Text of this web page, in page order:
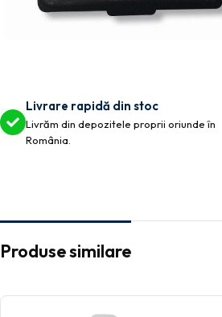
Livrare rapidă din stoc
Livrăm din depozitele proprii oriunde în
România.
Produse similare